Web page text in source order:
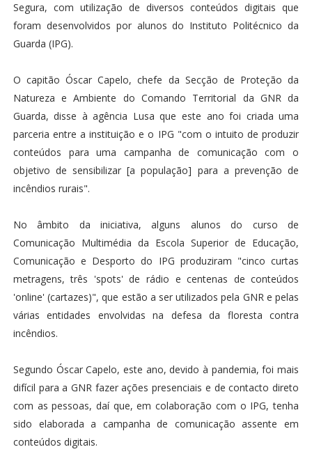
Segura, com utilização de diversos conteúdos digitais que
foram desenvolvidos por alunos do Instituto Politécnico da
Guarda (IPG).
O capitão Óscar Capelo, chefe da Secção de Proteção da
Natureza e Ambiente do Comando Territorial da GNR da
Guarda, disse à agência Lusa que este ano foi criada uma
parceria entre a instituição e o IPG "com o intuito de produzir
conteúdos para uma campanha de comunicação com o
objetivo de sensibilizar [a população] para a prevenção de
incêndios rurais".
No âmbito da iniciativa, alguns alunos do curso de
Comunicação Multimédia da Escola Superior de Educação,
Comunicação e Desporto do IPG produziram "cinco curtas
metragens, três 'spots' de rádio e centenas de conteúdos
'online' (cartazes)", que estão a ser utilizados pela GNR e pelas
várias entidades envolvidas na defesa da floresta contra
incêndios.
Segundo Óscar Capelo, este ano, devido à pandemia, foi mais
difícil para a GNR fazer ações presenciais e de contacto direto
com as pessoas, daí que, em colaboração com o IPG, tenha
sido elaborada a campanha de comunicação assente em
conteúdos digitais.